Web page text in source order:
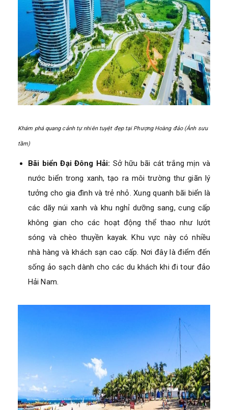
Khám phá quang cảnh tự nhiên tuyệt đẹp tại Phượng Hoàng đảo (Ảnh sưu
tầm)
Bãi biển Đại Đông Hải: Sở hữu bãi cát trắng mịn và
nước biển trong xanh, tạo ra môi trường thư giãn lý
tưởng cho gia đình và trẻ nhỏ. Xung quanh bãi biển là
các dãy núi xanh và khu nghỉ dưỡng sang, cung cấp
không gian cho các hoạt động thể thao như lướt
sóng và chèo thuyền kayak. Khu vực này có nhiều
nhà hàng và khách sạn cao cấp. Nơi đây là điểm đến
sống ảo sạch dành cho các du khách khi đi tour đảo
Hải Nam.